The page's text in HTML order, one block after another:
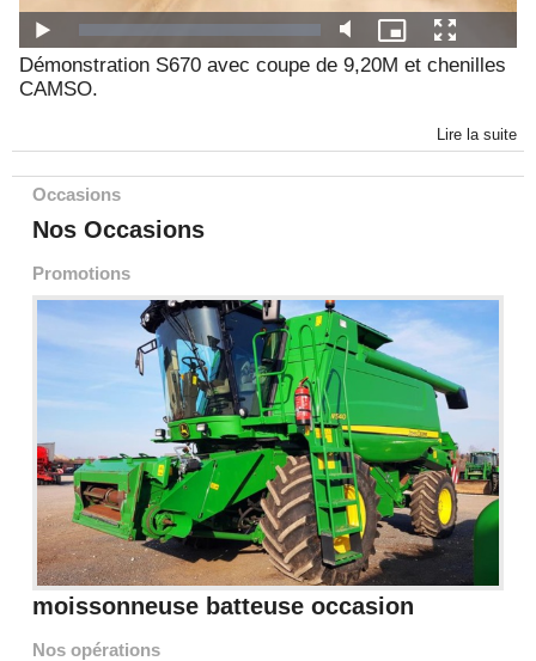
Démonstration S670 avec coupe de 9,20M et chenilles
CAMSO.
Lire la suite
Occasions
Nos Occasions
Promotions
moissonneuse batteuse occasion
Nos opérations